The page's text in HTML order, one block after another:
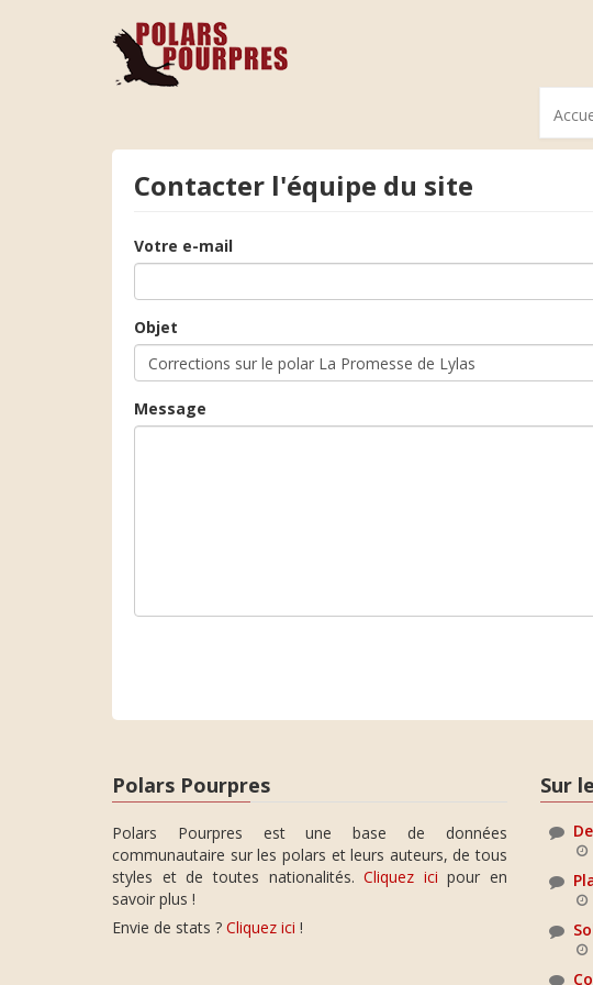
Contacter l'équipe du site
Votre e-mail
Objet
Message
Polars Pourpres
Polars Pourpres est une base de données
communautaire sur les polars et leurs auteurs, de tous
styles et de toutes nationalités.Cliquez ici pour en
savoir plus !
Envie de stats ? Cliquez ici !
Sur